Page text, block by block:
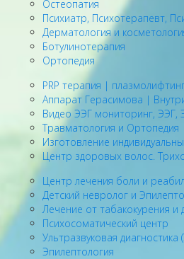
Остеопатия
Психиатр, Психотерапевт,
Дерматология и
Ботулинотерапия
Ортопедия
PRP терапия |
Аппарат Герасимова |
Видео ЭЭГ мониторинг, ЭЭГ,
Травматология и Ортопедия
Изготовление
Центр здоровых волос.
Центр лечения боли и
Детский невролог и
Лечение от табакокурения и
Психосоматический центр
Ультразвуковая диагностика
Эпилептология